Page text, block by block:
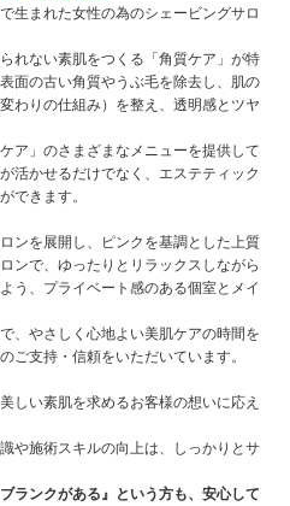
生まれた女性の為のシェービングサロ
れない素肌をつくる「角質ケア」が特
面の古い角質やうぶ毛を除去し、肌の
わりの仕組み）を整え、透明感とツヤ
ア」のさまざまなメニューを提供して
活かせるだけでなく、エステティック
できます。
ンを展開し、ピンクを基調とした上質
ンで、ゆったりとリラックスしながら
う、プライベート感のある個室とメイ
、やさしく心地よい美肌ケアの時間を
ご支持・信頼をいただいています。
しい素肌を求めるお客様の想いに応え
や施術スキルの向上は、しっかりとサ
ランクがある』という方も、安心して